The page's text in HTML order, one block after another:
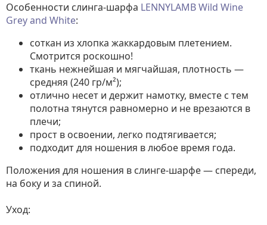
Особенности слинга-шарфа LENNYLAMB Wild Wine
Grey and White:
соткан из хлопка жаккардовым плетением.
Смотрится роскошно!
ткань нежнейшая и мягчайшая, плотность —
средняя (240 гр/м²);
отлично несет и держит намотку, вместе с тем
полотна тянутся равномерно и не врезаются в
плечи;
прост в освоении, легко подтягивается;
подходит для ношения в любое время года.
Положения для ношения в слинге-шарфе — спереди,
на боку и за спиной.
Уход: